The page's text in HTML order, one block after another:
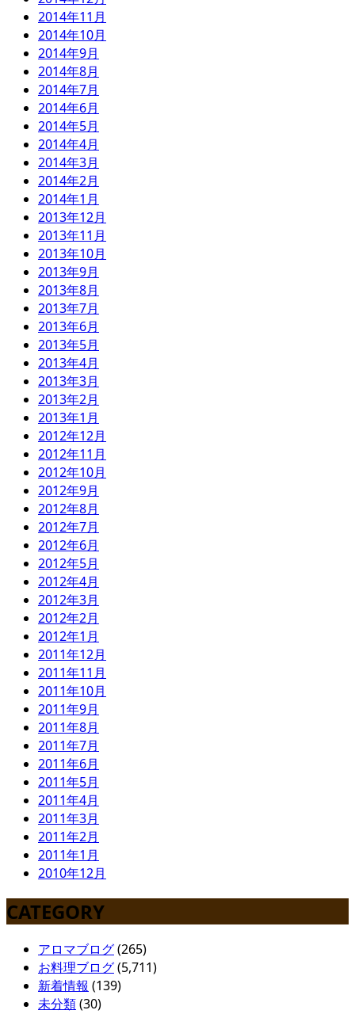
2014年11月
2014年10月
2014年9月
2014年8月
2014年7月
2014年6月
2014年5月
2014年4月
2014年3月
2014年2月
2014年1月
2013年12月
2013年11月
2013年10月
2013年9月
2013年8月
2013年7月
2013年6月
2013年5月
2013年4月
2013年3月
2013年2月
2013年1月
2012年12月
2012年11月
2012年10月
2012年9月
2012年8月
2012年7月
2012年6月
2012年5月
2012年4月
2012年3月
2012年2月
2012年1月
2011年12月
2011年11月
2011年10月
2011年9月
2011年8月
2011年7月
2011年6月
2011年5月
2011年4月
2011年3月
2011年2月
2011年1月
2010年12月
CATEGORY
アロマブログ(265)
お料理ブログ(5,711)
新着情報 (139)
未分類(30)